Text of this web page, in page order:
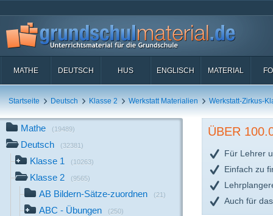
MATHE DEUTSCH HUS ENGLISCH MATERIAL
Startseite Deutsch Klasse 2 Werkstatt Materialien Werkstatt-Zirkus-
Mathe (19489)
Deutsch (32381)
Klasse 1 (10263)
Klasse 2 (9565)
AB Bildern-Sätze-zuordnen (21)
ABC - Übungen (250)
ÜBER
Für Lehrer
Einfach zu
Auch für